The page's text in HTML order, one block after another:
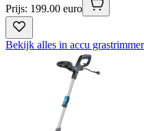
Prijs: 199.00 euro
Bekijk alles in accu grastrimmer